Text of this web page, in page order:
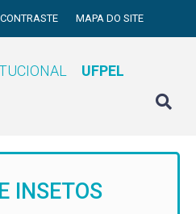
CONTRASTE MAPA DO SITE
UFPEL
INSETOS